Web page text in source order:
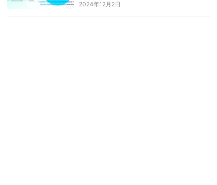
2024年12月2日